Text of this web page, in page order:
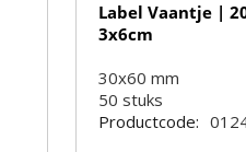
Label Vaantje |
3x6cm
30x60 mm
50stuks
Productcode: